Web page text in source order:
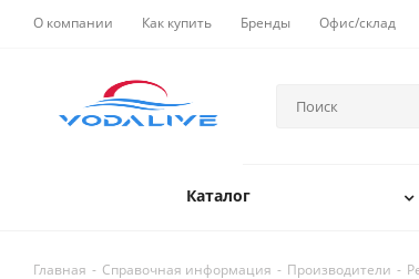
О компании Как купить Бренды Офис/склад
Каталог
Главная - Справочная информация - Производители -